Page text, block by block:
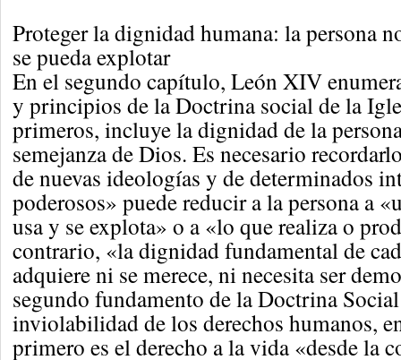
Proteger la dignidad humana: la persona
se pueda explotar
En el segundo capítulo, León XIV
y principios de la Doctrina social de la
primeros, incluye la dignidad de la
semejanza de Dios. Es necesario
de nuevas ideologías y de determinados
poderosos» puede reducir a la persona a
usa y se explota» o a «lo que realiza o
contrario, «la dignidad fundamental de
adquiere ni se merece, ni necesita ser
segundo fundamento de la Doctrina
inviolabilidad de los derechos humanos,
primero es el derecho a la vida «desde la